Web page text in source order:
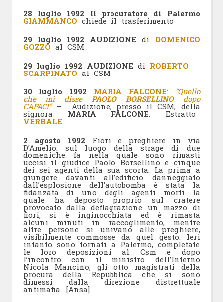
28 luglio 1992 Il procuratore di Palermo
GIAMMANCO chiede il trasferimento
29 luglio 1992
AUDIZIONEdi DOMENICO
GOZZO al CSM
29 luglio 1992 AUDIZIONE di ROBERTO
SCARPINATO al CSM
30 luglio 1992
MARIA FALCONE: “Quello
che mi disse PAOLO BORSELLINOdopo
CAPACI”– Audizione, presso il CSM, della
signora MARIA FALCONE. Estratto
VERBALE
2 agosto 1992 Fiori e preghiere in via
D’Amelio, sul luogo della strage di due
domeniche fa nella quale sono rimasti
uccisi il giudice Paolo Borsellino e cinque
dei sei agenti della sua scorta. La prima a
giungere davanti all’edificio danneggiato
dall’esplosione dell’autobomba è stata la
fidanzata di uno degli agenti morti la
quale ha deposto proprio sul cratere
provocato dalla deflagrazione un mazzo di
fiori, si è inginocchiata ed è rimasta
alcuni minuti in raccoglimento, mentre
altre persone si univano alle preghiere,
visibilmente commosse da quel gesto. Ieri
intanto sono tornati a Palermo, completate
le loro deposizioni al Csm e dopo
l’incontro con il ministro dell’Interno
Nicola Mancino, gli otto magistrati della
procura della Repubblica che si sono
dimessi dalla direzione distrettuale
antimafia. [Ansa]